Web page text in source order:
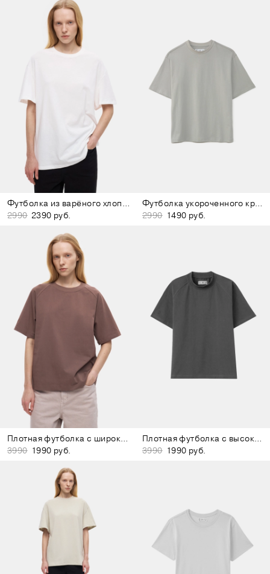
Футболка из варёного хлопка белая
2990 2390 руб.
Футболка укороченного кроя серая
2990 1490 руб.
Плотная футболка с широким воротом коричневая
3990 1990 руб.
Плотная футболка с высоким воротом тёмно-серая
3990 1990 руб.